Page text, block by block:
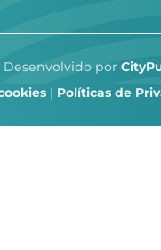
Desenvolvido por
| Políticas de